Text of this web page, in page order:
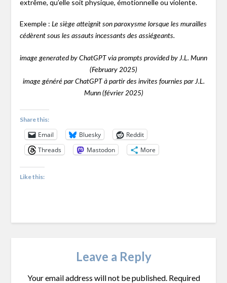
extrême, qu’elle soit physique, émotionnelle ou violente.
Exemple : Le siège atteignit son paroxysme lorsque les murailles
cédèrent sous les assauts incessants des assiégeants.
image generated by ChatGPT via prompts provided by J.L. Munn
(February 2025)
image généré par ChatGPT à partir des invites fournies par J.L.
Munn (février 2025)
Share this:
Email Bluesky
Reddit
Threads
Mastodon More
Like this:
Leave a Reply
Your email address will not be published. Required